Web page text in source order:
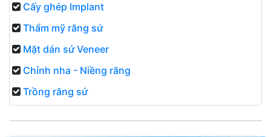
Cấy ghép Implant
Thẩm mỹ răng sứ
Mặt dán sứ Veneer
Chỉnh nha - Niềng răng
Trồng răng sứ